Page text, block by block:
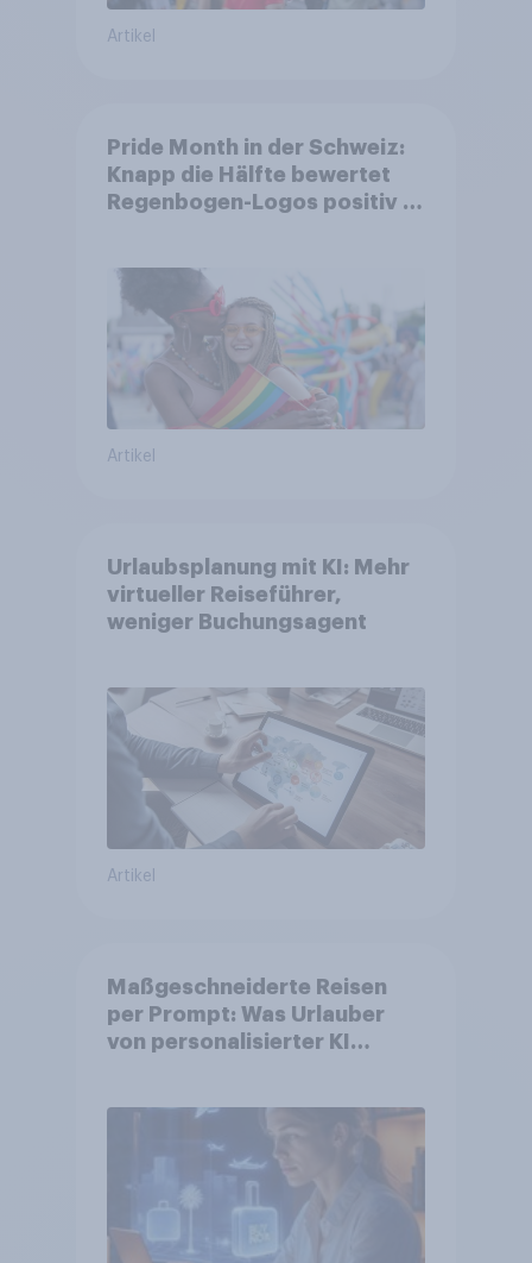
Artikel
Pride Month in der Schweiz:
Knapp die Hälfte bewertet
Regenbogen-Logos positiv –
Artikel
Urlaubsplanung mit KI: Mehr
virtueller Reiseführer,
weniger Buchungsagent
Artikel
Maßgeschneiderte Reisen
per Prompt: Was Urlauber
von personalisierter KI
bereits genutzt werden